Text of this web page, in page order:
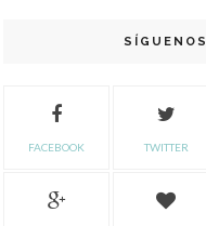
SÍGUENOS
FACEBOOK TWITTER